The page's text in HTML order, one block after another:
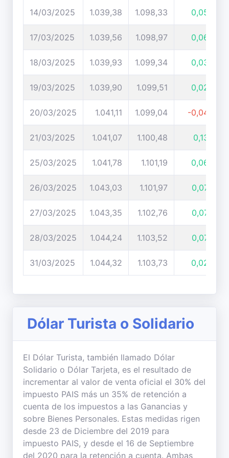
14/03/2025 1.039,38 1.098,33 0,05%
17/03/2025 1.039,56 1.098,97 0,06%
18/03/2025 1.039,93 1.099,34 0,03%
19/03/2025 1.039,90 1.099,51 0,02%
20/03/2025 1.041,11 1.099,04 -0,04%
21/03/2025 1.041,07 1.100,48 0,13%
25/03/2025 1.041,78 1.101,19 0,06%
26/03/2025 1.043,03 1.101,97 0,07%
27/03/2025 1.043,35 1.102,76 0,07%
28/03/2025 1.044,24 1.103,52 0,07%
31/03/2025 1.044,32 1.103,73 0,02%
Dólar Turista o Solidario
El Dólar Turista, también llamado Dólar
Solidario o Dólar Tarjeta, es el resultado de
incrementar al valor de venta oficial el 30% del
impuesto PAIS más un 35% de retención a
cuenta de los impuestos a las Ganancias y
sobre Bienes Personales. Estas medidas rigen
desde 23 de Diciembre del 2019 para
impuesto PAIS, y desde el 16 de Septiembre
del 2020 para la retención a cuenta. Ambas